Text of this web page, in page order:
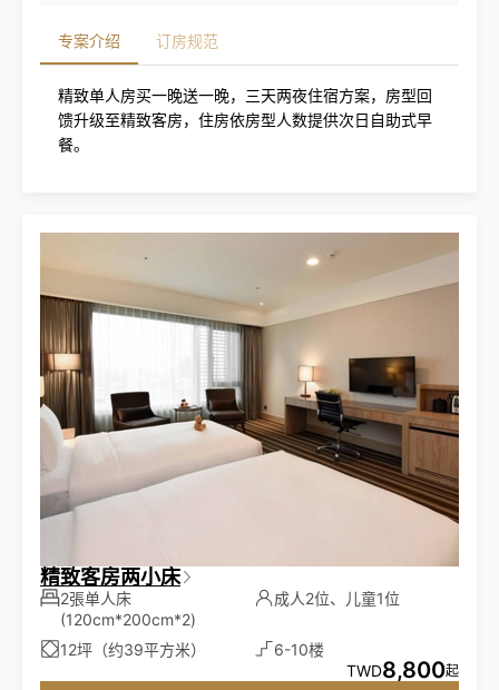
专案介绍
精致单人房买一晚送一晚，三天两夜住宿方案，房型回
馈升级至精致客房，住房依房型人数提供次日自助式早
餐。
订房规范
精致客房两小床
2張单人床
(120cm*200cm*2)
成人2位、儿童1位
12坪（约39平方米）
6-10楼
TWD8,800起